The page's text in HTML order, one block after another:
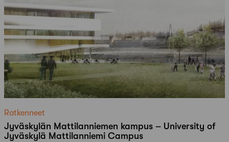
Ratkenneet
Jyväskylän Mattilanniemen kampus – University of
Jyväskylä Mattilanniemi Campus